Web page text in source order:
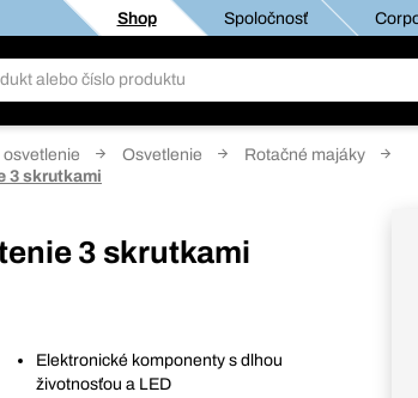
Shop Spoločnosť
Osvetlenie
Rotačné majáky
3 skrutkami
3 skrutkami
Elektronické komponenty s dlhou
životnosťou a LED